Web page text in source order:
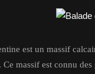
est un massif
Ce massif est connu